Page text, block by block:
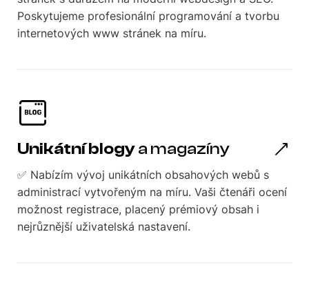
Poskytujeme profesionální programování a tvorbu
internetových www stránek na míru.
Unikátní blogya magazíny
✅ Nabízím vývoj unikátních obsahových webů s
administrací vytvořeným na míru. Vaši čtenáři ocení
možnost registrace, placený prémiový obsah i
nejrůznější uživatelská nastavení.